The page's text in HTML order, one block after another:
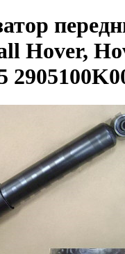
Hover,